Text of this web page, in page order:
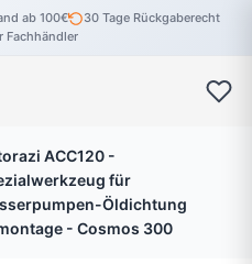
ab 100€
30 Tage Rückgaberecht
Fachhändler
ACC120 -
für
Öldichtung
- Cosmos 300